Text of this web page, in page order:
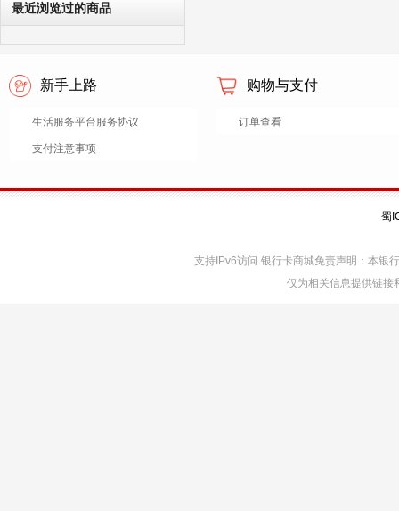
最近浏览过的商品
新手上路
生活服务平台服务协议
支付注意事项
购物与支付
订单查看
蜀
支持IPv6访问 银行卡商城免责声明：本银
仅为相关信息提供链接